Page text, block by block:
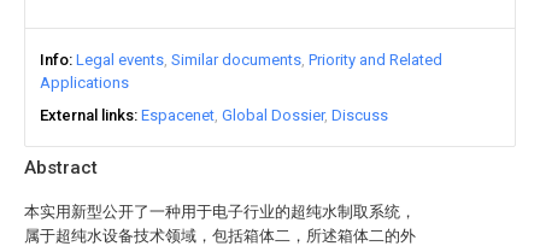
Abstract
本实用新型公开了一种用于电子行业的超纯水制取系统，
属于超纯水设备技术领域，包括箱体二，所述箱体二的外
Info Legal events Similar documents Priority and Related
Applications
External links Espacenet Global Dossier Discuss